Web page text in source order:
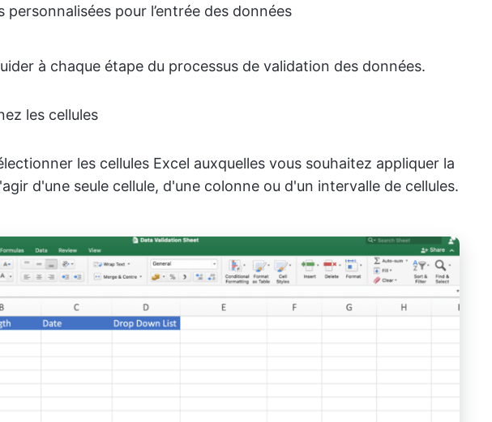
personnalisées pour l’entrée des données
à chaque étape du processus de validation des données.
les cellules
les cellules Excel auxquelles vous souhaitez appliquer la
d'une seule cellule, d'une colonne ou d'un intervalle de cellules.